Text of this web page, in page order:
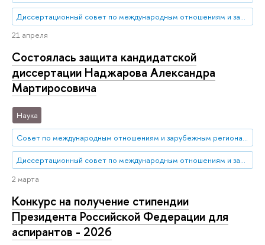
Диссертационный совет по международным отношениям и зарубежным региональным исследованиям
21 апреля
Состоялась защита кандидатской
диссертации Наджарова Александра
Мартиросовича
Наука
Совет по международным отношениям и зарубежным региональным исследованиям
Диссертационный совет по международным отношениям и зарубежным региональным исследованиям
2 марта
Конкурс на получение стипендии
Президента Российской Федерации для
аспирантов - 2026